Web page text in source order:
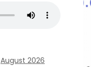
August 2026